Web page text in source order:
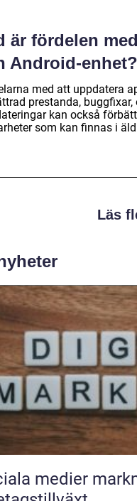
är fördelen
Android-enhet?
med att uppdatera
prestanda,
kan också
som kan finnas i
Läs
medier